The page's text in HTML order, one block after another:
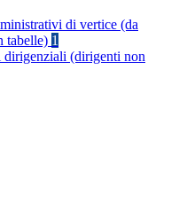
di vertice (da
tabelle) 1
(dirigenti non